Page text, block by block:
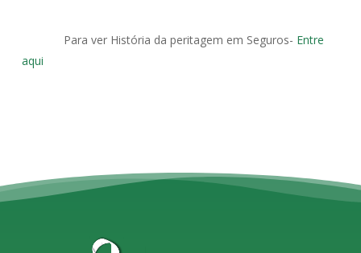
Para ver História da peritagem em Seguros- Entre
aqui